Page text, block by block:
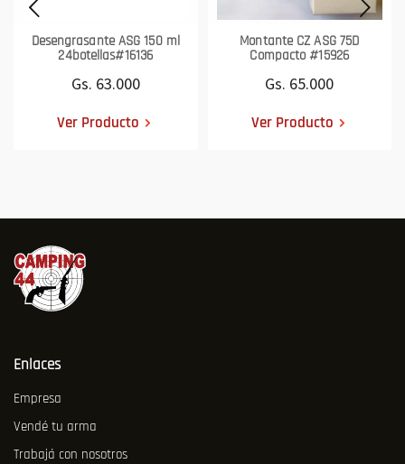
Desengrasante ASG 150 ml
24botellas#16136
Gs. 63.000
Ver Producto
Montante CZ ASG 75D
Compacto #15926
Gs. 65.000
Ver Producto
Enlaces
Empresa
Vendé tu arma
Trabajá con nosotros